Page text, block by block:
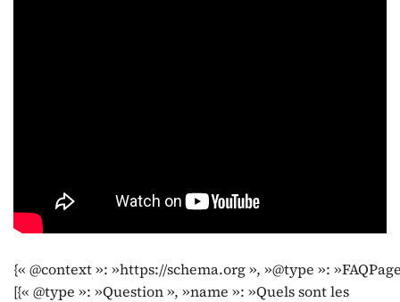
{« @context »: »https://schema.org », »@type »:
[{« @type »: »Question », »name »: »Quels sont les